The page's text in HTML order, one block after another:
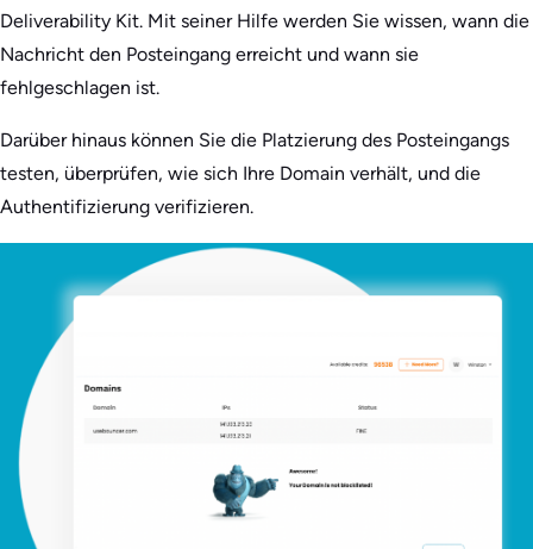
Deliverability Kit. Mit seiner Hilfe werden Sie wissen, wann die
Nachricht den Posteingang erreicht und wann sie
fehlgeschlagen ist.
Darüber hinaus können Sie die Platzierung des Posteingangs
testen, überprüfen, wie sich Ihre Domain verhält, und die
Authentifizierung verifizieren.